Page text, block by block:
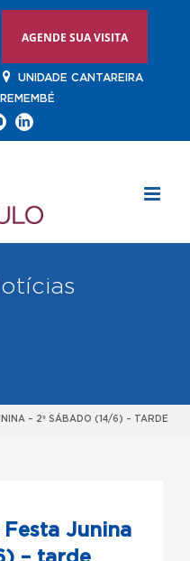
AGENDE SUA VISITA
UNIDADE CANTAREIRA
YouTubeLinkedin
– 2º SÁBADO (14/6) – TARDE
Junina